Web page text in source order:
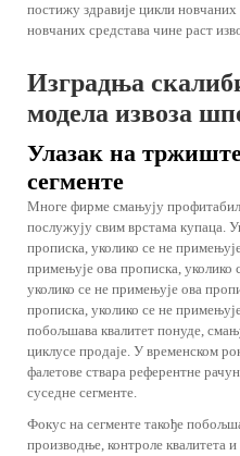
постижу здравије цикли новчаних
новчаних средстава чине раст
Изградња
модела извоза
Улазак на
сегменте
Многе фирме смањују
послужују свим врстама купаца.
прописка, уколико се не
примењује ова прописка, уколико
уколико се не примењује ова
прописка, уколико се не
побољшава квалитет понуде,
циклусе продаје. У временском
фалетове ствара референтне
суседне сегменте.
Фокус на сегменте такође
производње, контроле квалитета